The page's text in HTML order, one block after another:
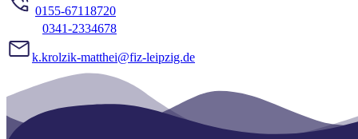
0155-67118720
0341-2334678
k.krolzik-matthei@fiz-leipzig.de